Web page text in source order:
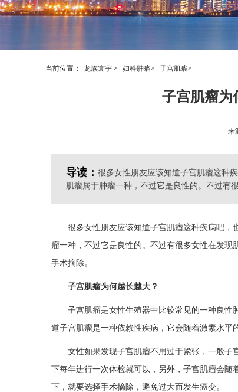
当前位置： 龙族寰宇 > 妇科肿瘤> 子宫肌瘤>
子宫肌瘤为
来
导读： 很多女性朋友应该知道子宫肌瘤这种
肌瘤属于肿瘤一种，不过它是良性的。不过有
很多女性朋友应该知道子宫肌瘤这种疾病吧，
瘤一种，不过它是良性的。不过有很多女性在发
手术摘除。
子宫肌瘤为何越长越大？
子宫肌瘤是女性生殖器中比较常见的一种良性
道子宫肌瘤是一种依赖性疾病，它会随着激素水平
女性如果发现子宫肌瘤不用过于紧张，一般
下每年进行一次体检就可以，另外，子宫肌瘤会
下，就要选择手术摘除，避免过大而发生癌变。